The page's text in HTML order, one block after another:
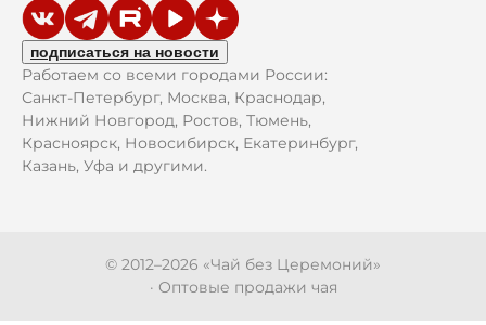
подписаться на новости
Работаем со всеми городами России:
Санкт-Петербург, Москва, Краснодар,
Нижний Новгород, Ростов, Тюмень,
Красноярск, Новосибирск, Екатеринбург,
Казань, Уфа и другими.
© 2012–2026 «Чай без Церемоний»
· Оптовые продажи чая